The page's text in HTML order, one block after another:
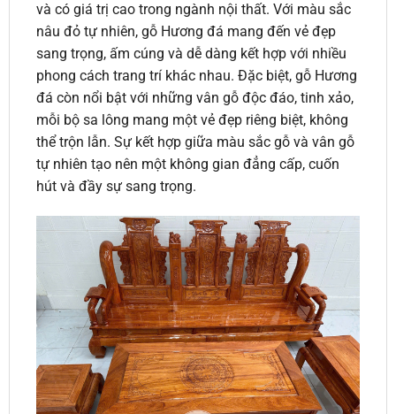
và có giá trị cao trong ngành nội thất. Với màu sắc
nâu đỏ tự nhiên, gỗ Hương đá mang đến vẻ đẹp
sang trọng, ấm cúng và dễ dàng kết hợp với nhiều
phong cách trang trí khác nhau. Đặc biệt, gỗ Hương
đá còn nổi bật với những vân gỗ độc đáo, tinh xảo,
mỗi bộ sa lông mang một vẻ đẹp riêng biệt, không
thể trộn lẫn. Sự kết hợp giữa màu sắc gỗ và vân gỗ
tự nhiên tạo nên một không gian đẳng cấp, cuốn
hút và đầy sự sang trọng.